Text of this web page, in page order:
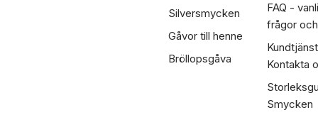
Silversmycken
Gåvor till henne
Bröllopsgåva
FAQ -
frågor
Kontakta
Smycken